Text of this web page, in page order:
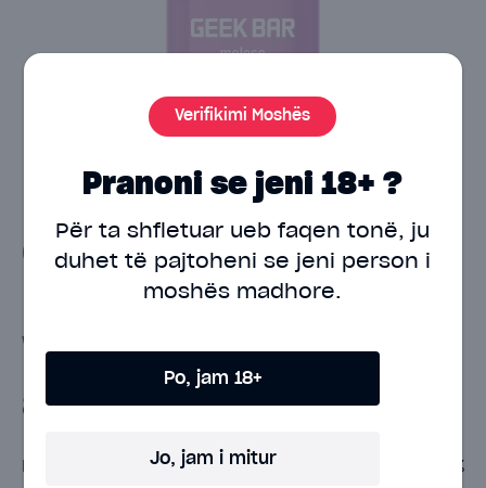
Verifikimi Moshës
Pranoni se jeni 18+ ?
Për ta shfletuar ueb faqen tonë, ju
duhet të pajtoheni se jeni person i
moshës madhore.
Po, jam 18+
Jo, jam i mitur
Geek Bar Meloso Mini -
Blueberry Ice
Write a review
8.00€
Nicotine Percentage:
3.5%